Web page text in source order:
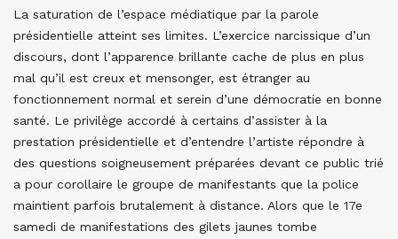
La saturation de l’espace médiatique par la parole
présidentielle atteint ses limites. L’exercice narcissique d’un
discours, dont l’apparence brillante cache de plus en plus
mal qu’il est creux et mensonger, est étranger au
fonctionnement normal et serein d’une démocratie en bonne
santé. Le privilège accordé à certains d’assister à la
prestation présidentielle et d’entendre l’artiste répondre à
des questions soigneusement préparées devant ce public trié
a pour corollaire le groupe de manifestants que la police
maintient parfois brutalement à distance. Alors que le 17e
samedi de manifestations des gilets jaunes tombe